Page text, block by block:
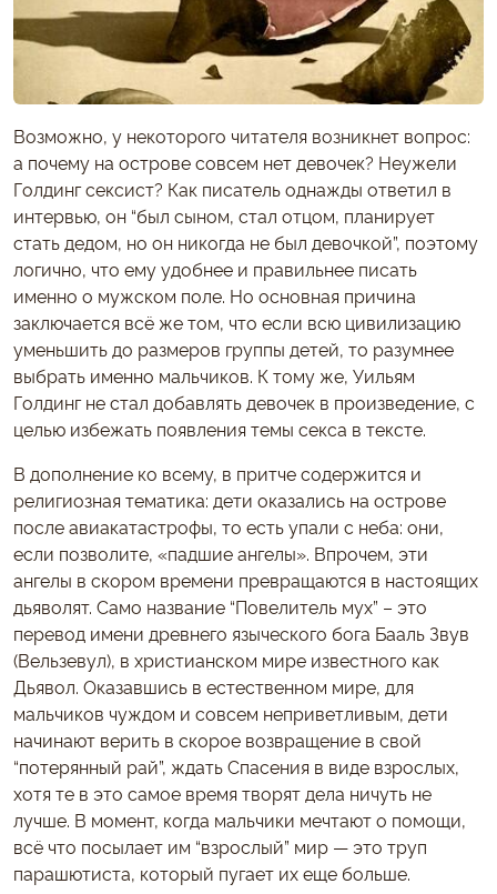
Возможно, у некоторого читателя возникнет вопрос:
а почему на острове совсем нет девочек? Неужели
Голдинг сексист? Как писатель однажды ответил в
интервью, он “был сыном, стал отцом, планирует
стать дедом, но он никогда не был девочкой”, поэтому
логично, что ему удобнее и правильнее писать
именно о мужском поле. Но основная причина
заключается всё же том, что если всю цивилизацию
уменьшить до размеров группы детей, то разумнее
выбрать именно мальчиков. К тому же, Уильям
Голдинг не стал добавлять девочек в произведение, с
целью избежать появления темы секса в тексте.
В дополнение ко всему, в притче содержится и
религиозная тематика: дети оказались на острове
после авиакатастрофы, то есть упали с неба: они,
если позволите, «падшие ангелы». Впрочем, эти
ангелы в скором времени превращаются в настоящих
дьяволят. Само название “Повелитель мух” – это
перевод имени древнего языческого бога Бааль Звув
(Вельзевул), в христианском мире известного как
Дьявол. Оказавшись в естественном мире, для
мальчиков чуждом и совсем неприветливым, дети
начинают верить в скорое возвращение в свой
“потерянный рай”, ждать Спасения в виде взрослых,
хотя те в это самое время творят дела ничуть не
лучше. В момент, когда мальчики мечтают о помощи,
всё что посылает им “взрослый” мир — это труп
парашютиста, который пугает их еще больше.